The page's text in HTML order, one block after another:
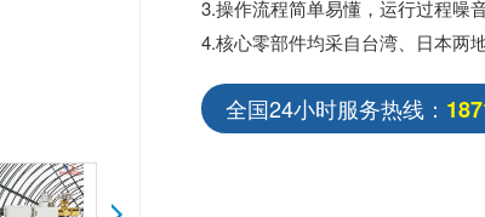
3.操作流程简单易懂，运行过程噪
4.核心零部件均采自台湾、日本两
全国24小时服务热线：